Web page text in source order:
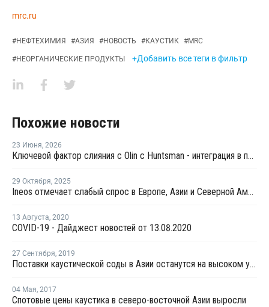
mrc.ru
#НЕФТЕХИМИЯ #АЗИЯ #НОВОСТЬ #КАУСТИК #MRC
#НЕОРГАНИЧЕСКИЕ ПРОДУКТЫ +Добавить все теги в фильтр
Похожие новости
23 Июня, 2026
Ключевой фактор слияния с Olin с Huntsman - интеграция в производство хлора и щелочи
29 Октября, 2025
Ineos отмечает слабый спрос в Европе, Азии и Северной Америке в третьем квартале
13 Августа, 2020
COVID-19 - Дайджест новостей от 13.08.2020
27 Сентября, 2019
Поставки каустической соды в Азии останутся на высоком уровне
04 Мая, 2017
Спотовые цены каустика в северо-восточной Азии выросли